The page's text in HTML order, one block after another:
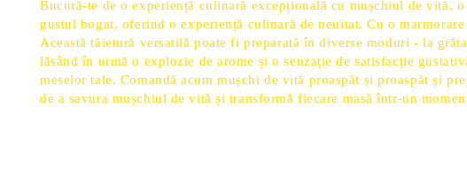
Bucură-te de o experiență culinară excepțională cu mușchiul de vită,
gustul bogat, oferind o experiență culinară de neuitat. Cu o
Această tăietură versatilă poate fi preparată în diverse moduri - la
lăsând în urmă o explozie de arome și o senzație de satisfacție
meselor tale. Comandă acum mușchi de vită proaspăt și proaspăt și
de a savura mușchiul de vită și transformă fiecare masă într-un